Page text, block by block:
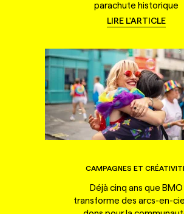
parachute historique
LIRE L'ARTICLE
CAMPAGNES ET
Déjà cinq ans que BMO
transforme des arcs-en-